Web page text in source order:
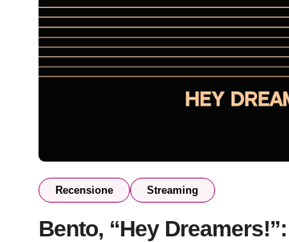
Recensione Streaming
Bento, “Hey Dreamers!”: